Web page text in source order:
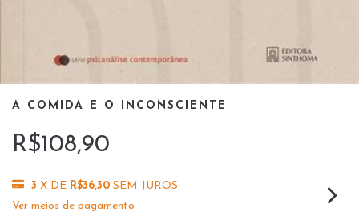
A COMIDA E O INCONSCIENTE
R$108,90
3 X DE R$36,30 SEM JUROS
Ver meios de pagamento